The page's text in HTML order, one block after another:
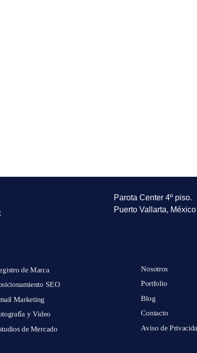
Parota Center 4º piso.
Puerto Vallarta, México
de Marca
SEO
Marketing
y Video
de Mercado
Nosotros
Portfolio
Blog
Contacto
Aviso de